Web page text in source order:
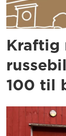
Kraftig
100 til